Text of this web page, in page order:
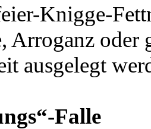
Knigge-
Arroganz oder
ausgelegt
Falle